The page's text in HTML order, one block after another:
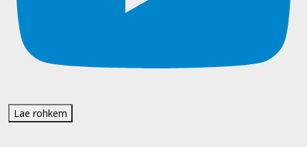
Lae rohkem